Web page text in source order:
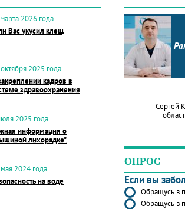
2026 года
Вас укусил клещ
2025 года
кадров в
здравоохранения
2025 года
информация о
лихорадке"
2024 года
на воде
Сергей
ОПРОС
Если вы
Обращусь в
Обращусь в